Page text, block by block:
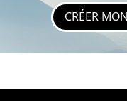
CRÉER